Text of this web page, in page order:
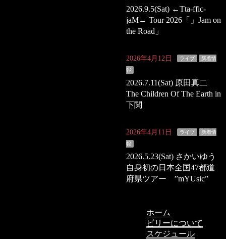
2026.9.5(Sat) ←Tta-ffic-
jaM→ Tour 2026「」Jam on
the Road」
2026年4月12日 ライブ 新着情
報
2026.7.11(Sat) 原田真二
The Children Of The Earth in
下関
2026年4月11日 ライブ 新着情
報
2026.5.23(Sat) さかいゆう
自身初の日本全国47都道
府県ツアー ”mYUsic”
ホーム
ビリーについて
スケジュール